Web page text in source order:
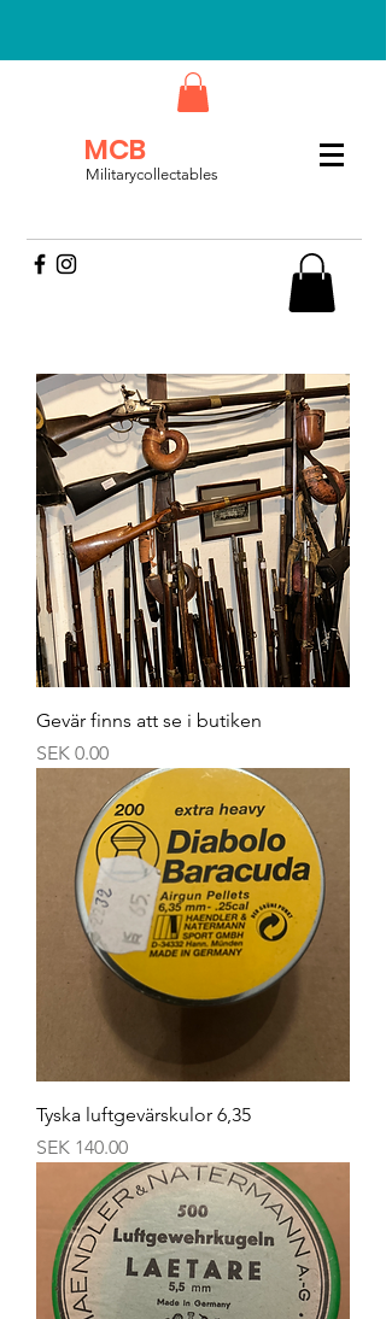
MCB
Militarycollectables
Gevär finns att se i butiken
Price
SEK 0.00
Tyska luftgevärskulor 6,35
Price
SEK 140.00